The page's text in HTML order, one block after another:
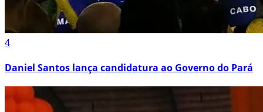
4
Daniel Santos lança candidatura ao Governo do Pará